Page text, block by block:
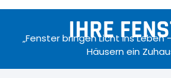
IHRE
„Fenster bringen Licht ins Leben
Häusern ein